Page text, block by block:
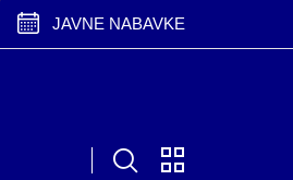
JAVNE NABAVKE